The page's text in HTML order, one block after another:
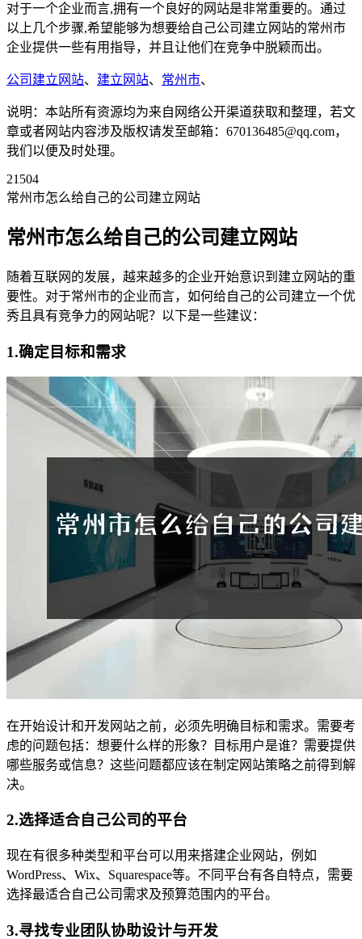
对于一个企业而言,拥有一个良好的网站是非常重要的。通过
以上几个步骤,希望能够为想要给自己公司建立网站的常州市
企业提供一些有用指导，并且让他们在竞争中脱颖而出。
公司建立网站、 建立网站、 常州市、
说明：本站所有资源均为来自网络公开渠道获取和整理，若文
章或者网站内容涉及版权请发至邮箱：670136485@qq.com，
我们以便及时处理。
21504
常州市怎么给自己的公司建立网站
常州市怎么给自己的公司建立网站
随着互联网的发展，越来越多的企业开始意识到建立网站的重
要性。对于常州市的企业而言，如何给自己的公司建立一个优
秀且具有竞争力的网站呢？以下是一些建议：
1.确定目标和需求
在开始设计和开发网站之前，必须先明确目标和需求。需要考
虑的问题包括：想要什么样的形象？目标用户是谁？需要提供
哪些服务或信息？这些问题都应该在制定网站策略之前得到解
决。
2.选择适合自己公司的平台
现在有很多种类型和平台可以用来搭建企业网站，例如
WordPress、Wix、Squarespace等。不同平台有各自特点，需要
选择最适合自己公司需求及预算范围内的平台。
3.寻找专业团队协助设计与开发